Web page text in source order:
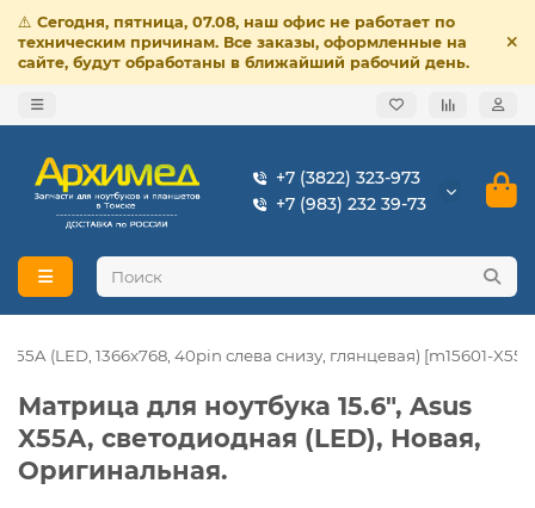
⚠️ Сегодня, пятница, 07.08, наш офис не работает по
техническим причинам. Все заказы, оформленные на
сайте, будут обработаны в ближайший рабочий день.
+7 (3822) 323-973
+7 (983) 232 39-73
(LED, 1366x768, 40pin слева снизу, глянцeвая) [m15601-
Матрица для ноутбука 15.6", Asus
X55A, cветодиодная (LED), Новая,
Оригинальная.